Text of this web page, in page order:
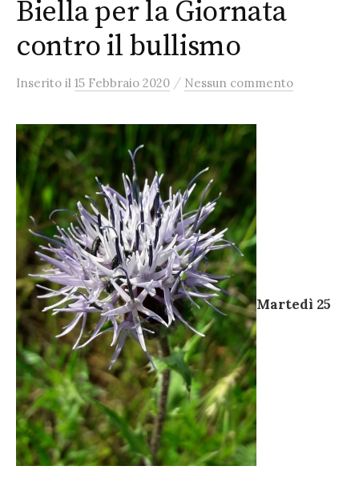
Biella per la Giornata
contro il bullismo
Inserito il 15 Febbraio 2020 / Nessun commento
Martedì 25